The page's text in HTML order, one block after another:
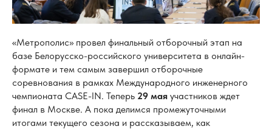
«Метрополис» провел финальный отборочный этап на
базе Белорусско-российского университета в онлайн-
формате и тем самым завершил отборочные
соревнования в рамках Международного инженерного
чемпионата CASE-IN. Теперь 29 мая участников ждет
финал в Москве. А пока делимся промежуточными
итогами текущего сезона и рассказываем, как